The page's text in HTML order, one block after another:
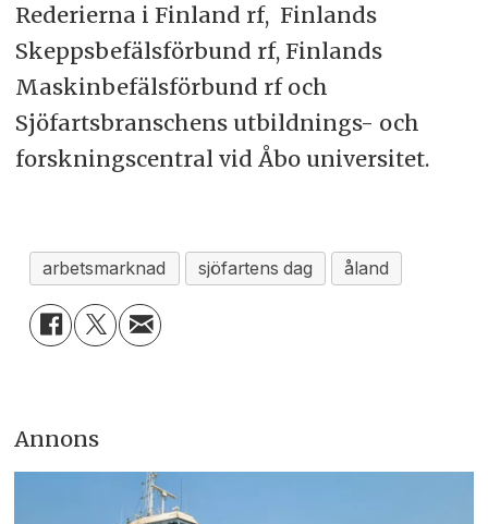
Rederierna i Finland rf, Finlands
Skeppsbefälsförbund rf, Finlands
Maskinbefälsförbund rf och
Sjöfartsbranschens utbildnings- och
forskningscentral vid Åbo universitet.
arbetsmarknad sjöfartens dag åland
Annons